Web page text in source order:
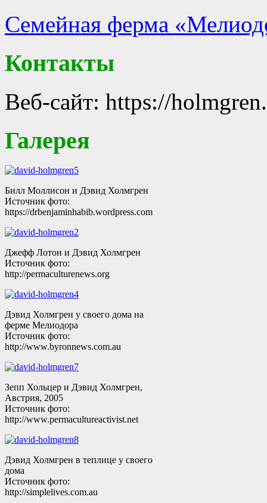
Семейная ферма
Контакты
Веб-сайт: https://
Галерея
Билл Моллисон и Дэвид Холмгрен
Источник фото:
https://drbenjaminhabib.wordpress.com
Джефф Лотон и Дэвид Холмгрен
Источник фото:
http://permaculturenews.org
Дэвид Холмгрен у своего дома на
ферме Мелиодора
Источник фото:
http://www.byronnews.com.au
Зепп Хольцер и Дэвид Холмгрен,
Австрия, 2005
Источник фото:
http://www.permacultureactivist.net
Дэвид Холмгрен в теплице у своего
дома
Источник фото:
http://simplelives.com.au